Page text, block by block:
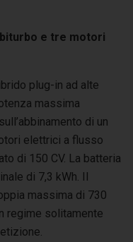
e tre motori
plug-in ad alte
massima
di un
elettrici a flusso
di 150 CV. La batteria
di 7,3 kWh. Il
massima di 730
regime solitamente